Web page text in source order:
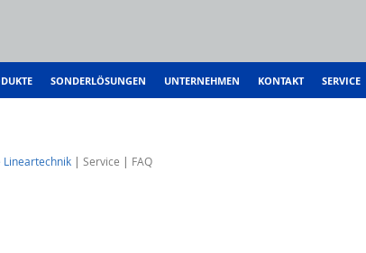
SONDERLÖSUNGEN UNTERNEHMEN KONTAKT SERVICE
Lineartechnik Service FAQ